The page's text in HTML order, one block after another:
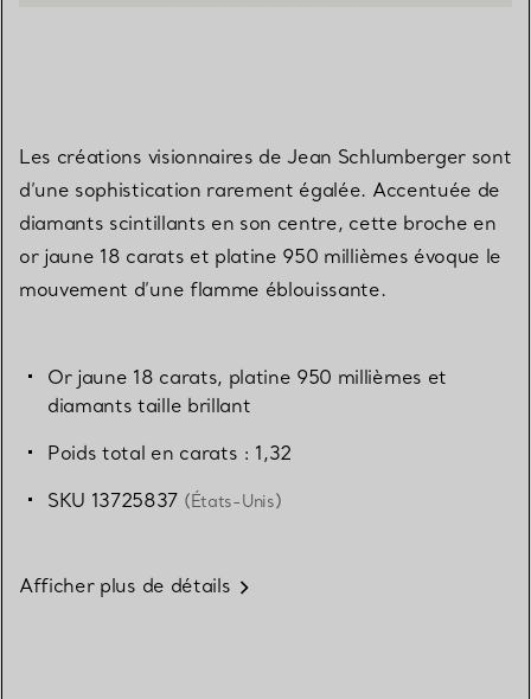
Les créations visionnaires de Jean Schlumberger sont
d’une sophistication rarement égalée. Accentuée de
diamants scintillants en son centre, cette broche en
or jaune 18 carats et platine 950 millièmes évoque le
mouvement d’une flamme éblouissante.
Or jaune 18 carats, platine 950 millièmes et
diamants taille brillant
Poids total en carats : 1,32
SKU 13725837 (États-Unis)
Afficher plus de détails